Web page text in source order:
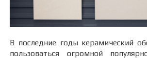
В последние годы керамический
пользоваться огромной